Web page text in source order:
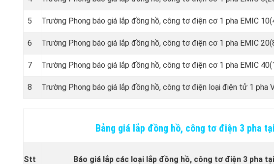
5 Trường Phong báo giá lắp đồng hồ, công tơ điện cơ 1 pha EMIC
6 Trường Phong báo giá lắp đồng hồ, công tơ điện cơ 1 pha EMIC
7 Trường Phong báo giá lắp đồng hồ, công tơ điện cơ 1 pha EMIC
8 Trường Phong báo giá lắp đồng hồ, công tơ điện loại điện tử 1 pha
Bảng giá lắp đồng hồ, công tơ điện 3 pha
Stt Báo giá lắp các loại lắp đồng hồ, công tơ điện 3 pha